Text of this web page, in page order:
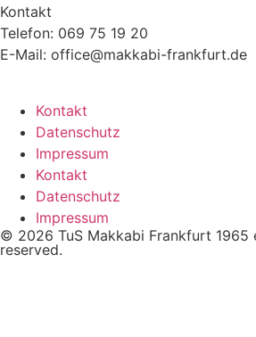
Kontakt
Telefon: 069 75 19 20
E-Mail: office@makkabi-frankfurt.de
Kontakt
Datenschutz
Impressum
Kontakt
Datenschutz
Impressum
© 2026 TuS Makkabi Frankfurt 1965
reserved.